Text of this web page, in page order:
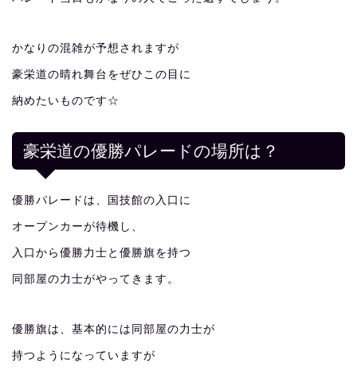
かなりの混雑が予想されますが
豪栄道の晴れ舞台をぜひこの目に
納めたいものです☆
豪栄道の優勝パレードの場所は？
優勝パレードは、国技館の入口に
オープンカーが待機し、
入口から優勝力士と優勝旗を持つ
同部屋の力士がやってきます。
優勝旗は、基本的には同部屋の力士が
持つようになっていますが